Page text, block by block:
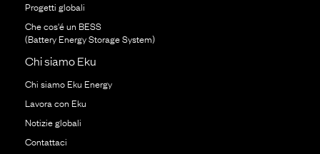
Progetti globali
Che cos'é un BESS
(Battery Energy Storage System)
Chi siamo Eku
Chi siamo Eku Energy
Lavora con Eku
Notizie globali
Contattaci